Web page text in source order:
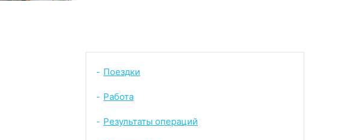
- Поездки
- Работа
- Результаты операций